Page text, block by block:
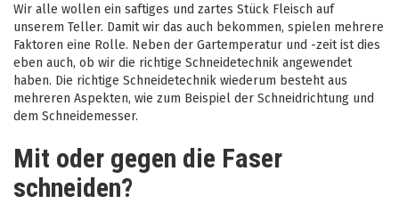
Wir alle wollen ein saftiges und zartes Stück Fleisch auf
unserem Teller. Damit wir das auch bekommen, spielen mehrere
Faktoren eine Rolle. Neben der Gartemperatur und -zeit ist dies
eben auch, ob wir die richtige Schneidetechnik angewendet
haben. Die richtige Schneidetechnik wiederum besteht aus
mehreren Aspekten, wie zum Beispiel der Schneidrichtung und
dem Schneidemesser.
Mit oder gegen die Faser
schneiden?